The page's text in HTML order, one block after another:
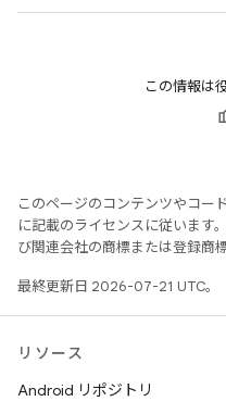
この情報は
このページのコンテンツやコー
に記載のライセンスに従います
び関連会社の商標または登録商標
最終更新日 2026-07-21 UTC。
リソース
Android リポジトリ